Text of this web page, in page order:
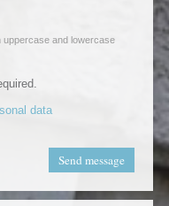
uppercase and lowercase
data